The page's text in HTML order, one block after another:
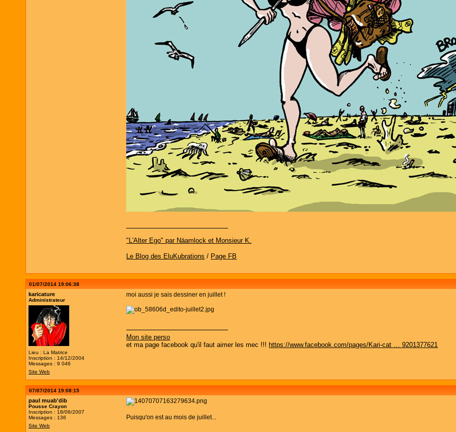
"L'Alter Ego" par Näamlock et Monsieur K.
Le Blog des EluKubrations / Page FB
01/07/2014 19:06:38
karicature
Administrateur
Lieu : La Matrice
Inscription : 14/12/2004
Messages : 9 046
Site Web
moi aussi je sais dessiner en juillet !
Mon site perso
et ma page facebook qu'il faut aimer les mec !!! https://www.facebook.com/pages/Kari-cat … 9201377621
07/07/2014 19:08:15
paul muab'dib
Pousse Crayon
Inscription : 18/06/2007
Messages : 136
Site Web
Puisqu'on est au mois de juillet...